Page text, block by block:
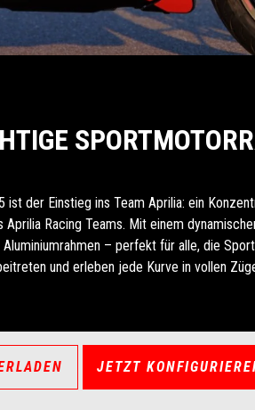
der Einstieg ins Team Aprilia: ein
Racing Teams. Mit einem
– perfekt für alle, die
und erleben jede Kurve in vollen
JETZT